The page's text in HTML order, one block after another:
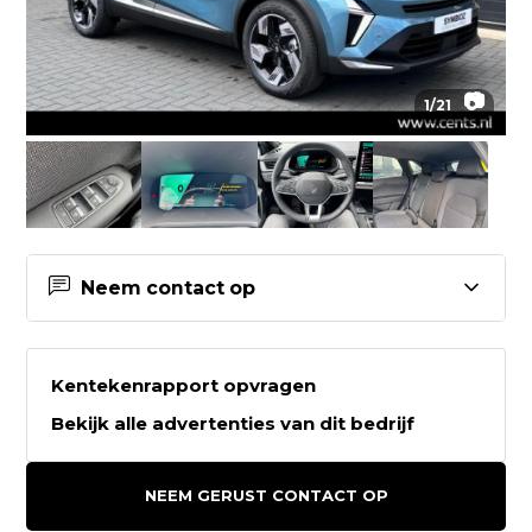
1/21 📷
Neem contact op
Contactgegevens Autocentrum
Cents BV
Kentekenrapport opvragen
Bekijk alle advertenties van dit bedrijf
NEEM GERUST CONTACT OP